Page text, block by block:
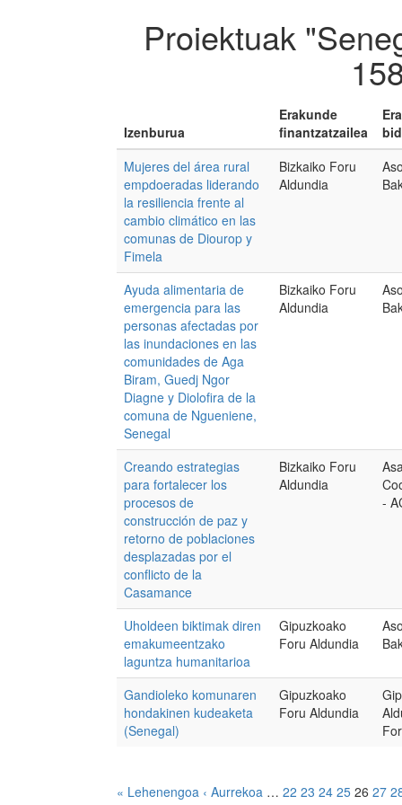
Proiektuak
Izenburua
Erakunde
finantzatzailea
Mujeres del área rural
empdoeradas liderando
la resiliencia frente al
cambio climático en las
comunas de Diourop y
Fimela
Bizkaiko Foru
Aldundia
Ayuda alimentaria de
emergencia para las
personas afectadas por
las inundaciones en las
comunidades de Aga
Biram, Guedj Ngor
Diagne y Diolofira de la
comuna de Ngueniene,
Senegal
Bizkaiko Foru
Aldundia
Creando estrategias
para fortalecer los
procesos de
construcción de paz y
retorno de poblaciones
desplazadas por el
conflicto de la
Casamance
Bizkaiko Foru
Aldundia
-
Uholdeen biktimak diren
emakumeentzako
laguntza humanitarioa
Gipuzkoako
Foru Aldundia
Gandioleko komunaren
hondakinen kudeaketa
(Senegal)
Gipuzkoako
Foru Aldundia
« Lehenengoa ‹ Aurrekoa … 22 23 24 25 26 27